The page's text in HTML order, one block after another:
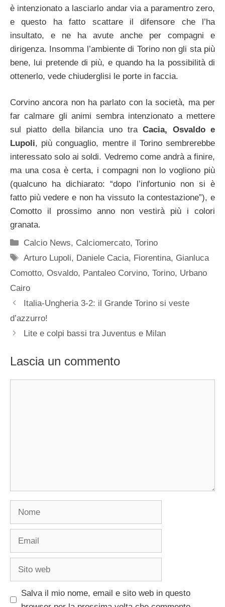
è intenzionato a lasciarlo andar via a paramentro zero,
e questo ha fatto scattare il difensore che l’ha
insultato, e ne ha avute anche per compagni e
dirigenza. Insomma l’ambiente di Torino non gli sta più
bene, lui pretende di più, e quando ha la possibilità di
ottenerlo, vede chiuderglisi le porte in faccia.
Corvino ancora non ha parlato con la società, ma per
far calmare gli animi sembra intenzionato a mettere
sul piatto della bilancia uno traCacia, Osvaldo e
Lupoli, più conguaglio, mentre il Torino sembrerebbe
interessato solo ai soldi. Vedremo come andrà a finire,
ma una cosa è certa, i compagni non lo vogliono più
(qualcuno ha dichiarato: “dopo l’infortunio non si è
fatto più vedere e non ha vissuto la contestazione”), e
Comotto il prossimo anno non vestirà più i colori
granata.
Categorie
Calcio News, Calciomercato,Torino
Tag
Arturo Lupoli, Daniele Cacia, Fiorentina, Gianluca
Comotto, Osvaldo, Pantaleo Corvino, Torino, Urbano
Cairo
Italia-Ungheria 3-2: il Grande Torino si veste
d’azzurro!
Lite e colpi bassi tra Juventus e Milan
Lascia un commento
Salva il mio nome, email e sito web in questo